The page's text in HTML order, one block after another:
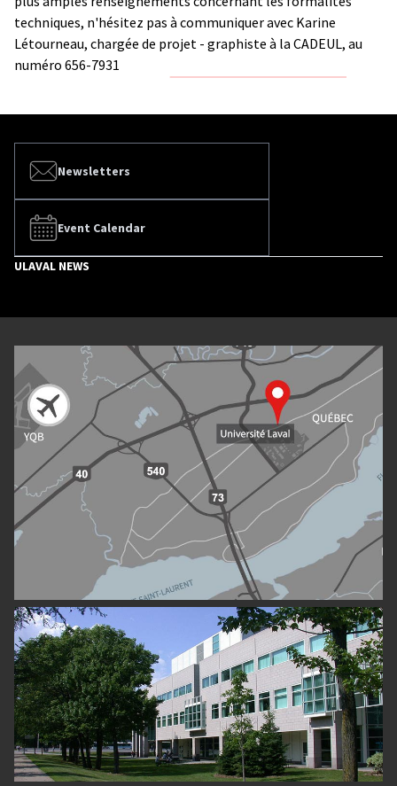
techniques, n'hésitez pas à communiquer avec Karine
Létourneau, chargée de projet - graphiste à la CADEUL, au
numéro 656-7931
Newsletters
Event Calendar
ULAVAL NEWS